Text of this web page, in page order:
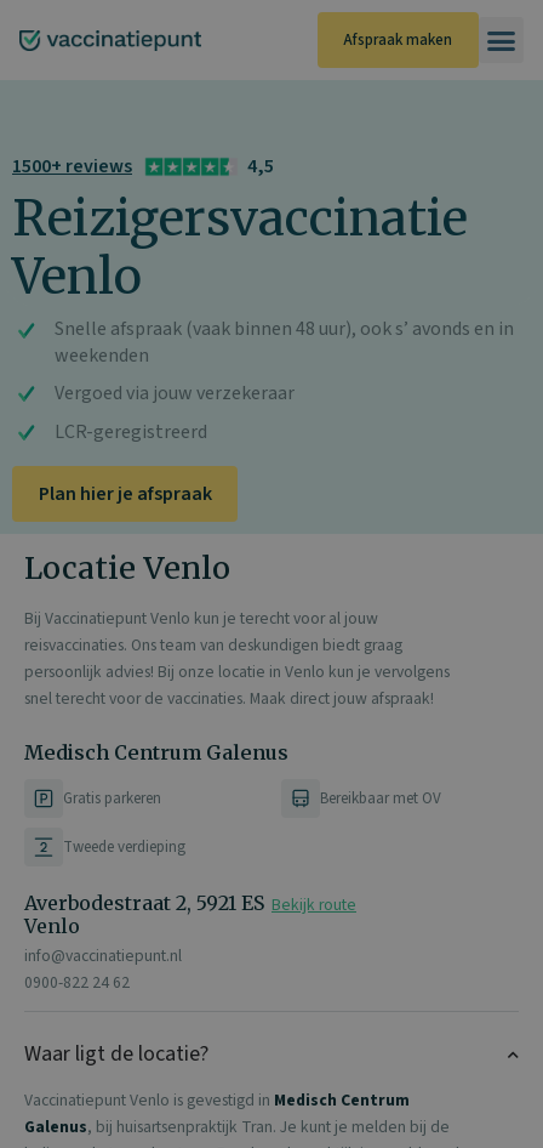
naar
Afspraak maken
1500+ reviews 4,5
Reizigersvaccinatie
Venlo
Snelle afspraak (vaak binnen 48 uur), ook s’ avonds en in
weekenden
Vergoed via jouw verzekeraar
LCR-geregistreerd
Plan hier je afspraak
Locatie Venlo
Bij Vaccinatiepunt Venlo kun je terecht voor al jouw
reisvaccinaties. Ons team van deskundigen biedt graag
persoonlijk advies! Bij onze locatie in Venlo kun je vervolgens
snel terecht voor de vaccinaties. Maak direct jouw afspraak!
Medisch Centrum Galenus
Gratis parkeren Bereikbaar met OV
Tweede verdieping
Averbodestraat 2, 5921 ES
Venlo
info@vaccinatiepunt.nl
0900-822 24 62
Bekijk route
Waar ligt de locatie?
Vaccinatiepunt Venlo is gevestigd in Medisch Centrum
Galenus, bij huisartsenpraktijk Tran. Je kunt je melden bij de